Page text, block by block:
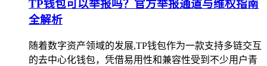
TP钱包可以举报吗？官方举报通道与维权指南
全解析
随着数字资产领域的发展,TP钱包作为一款支持多链交互
的去中心化钱包，凭借易用性和兼容性受到不少用户青